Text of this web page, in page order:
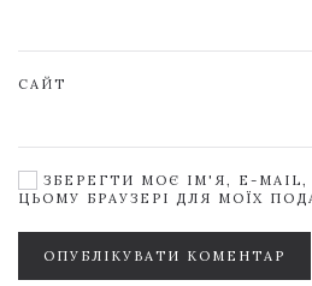
САЙТ
ЗБЕРЕГТИ МОЄ ІМ'Я, E-
ЦЬОМУ БРАУЗЕРІ ДЛЯ МОЇХ
ОПУБЛІКУВАТИ КОМЕНТАР